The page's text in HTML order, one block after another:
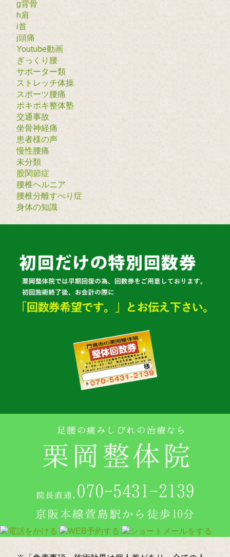
g背骨
h肩
i首
j頭痛
Youtube動画
ぎっくり腰
サポーター類
ストレッチ体操
スポーツ腰痛
ポキポキ整体塾
交通事故
坐骨神経痛
患者様の声
慢性腰痛
未分類
股関節症
腰椎ヘルニア
腰椎分離すべり症
身体の知識